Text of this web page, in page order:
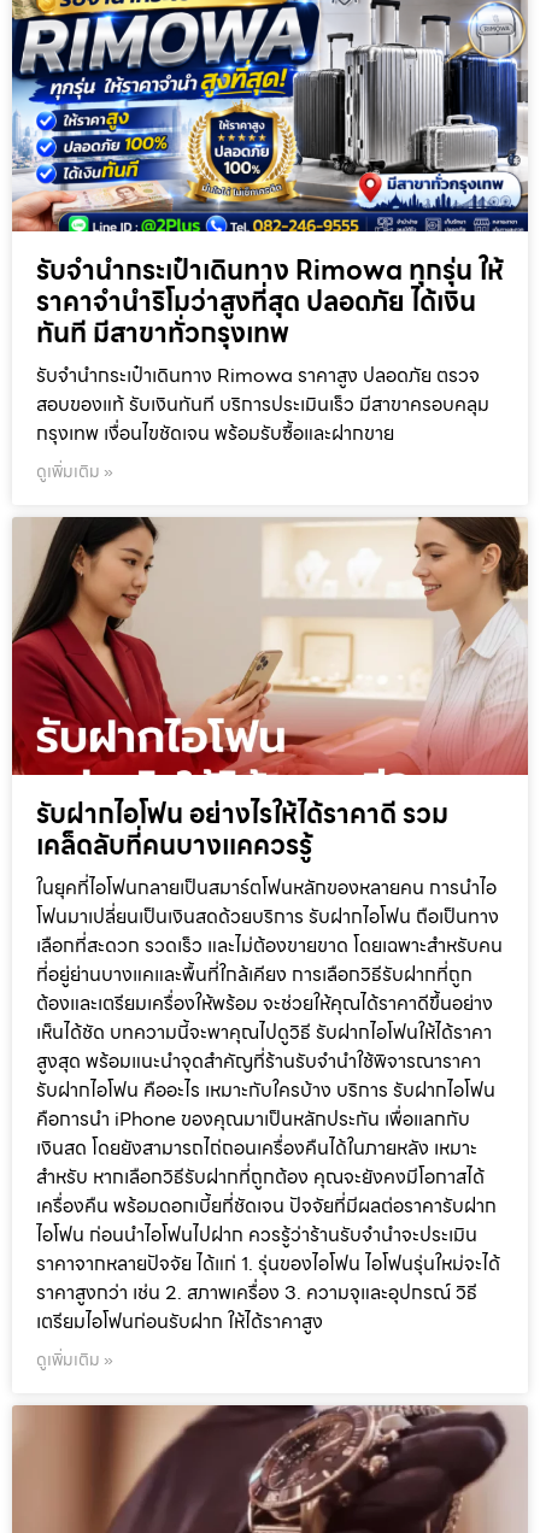
รับจำนำกระเป๋าเดินทาง Rimowa ทุกรุ่น ให้
ราคาจำนำริโมว่าสูงที่สุด ปลอดภัย ได้เงิน
ทันที มีสาขาทั่วกรุงเทพ
รับจำนำกระเป๋าเดินทาง Rimowa ราคาสูง ปลอดภัย ตรวจ
สอบของแท้ รับเงินทันที บริการประเมินเร็ว มีสาขาครอบคลุม
กรุงเทพ เงื่อนไขชัดเจน พร้อมรับซื้อและฝากขาย
ดูเพิ่มเติม »
รับฝากไอโฟน อย่างไรให้ได้ราคาดี รวม
เคล็ดลับที่คนบางแคควรรู้
ในยุคที่ไอโฟนกลายเป็นสมาร์ตโฟนหลักของหลายคน การนำไอ
โฟนมาเปลี่ยนเป็นเงินสดด้วยบริการ รับฝากไอโฟน ถือเป็นทาง
เลือกที่สะดวก รวดเร็ว และไม่ต้องขายขาด โดยเฉพาะสำหรับคน
ที่อยู่ย่านบางแคและพื้นที่ใกล้เคียง การเลือกวิธีรับฝากที่ถูก
ต้องและเตรียมเครื่องให้พร้อม จะช่วยให้คุณได้ราคาดีขึ้นอย่าง
เห็นได้ชัด บทความนี้จะพาคุณไปดูวิธี รับฝากไอโฟนให้ได้ราคา
สูงสุด พร้อมแนะนำจุดสำคัญที่ร้านรับจำนำใช้พิจารณาราคา
รับฝากไอโฟน คืออะไร เหมาะกับใครบ้าง บริการ รับฝากไอโฟน
คือการนำ iPhone ของคุณมาเป็นหลักประกัน เพื่อแลกกับ
เงินสด โดยยังสามารถไถ่ถอนเครื่องคืนได้ในภายหลัง เหมาะ
สำหรับ หากเลือกวิธีรับฝากที่ถูกต้อง คุณจะยังคงมีโอกาสได้
เครื่องคืน พร้อมดอกเบี้ยที่ชัดเจน ปัจจัยที่มีผลต่อราคารับฝาก
ไอโฟน ก่อนนำไอโฟนไปฝาก ควรรู้ว่าร้านรับจำนำจะประเมิน
ราคาจากหลายปัจจัย ได้แก่ 1. รุ่นของไอโฟน ไอโฟนรุ่นใหม่จะได้
ราคาสูงกว่า เช่น 2. สภาพเครื่อง 3. ความจุและอุปกรณ์ วิธี
เตรียมไอโฟนก่อนรับฝาก ให้ได้ราคาสูง
ดูเพิ่มเติม »